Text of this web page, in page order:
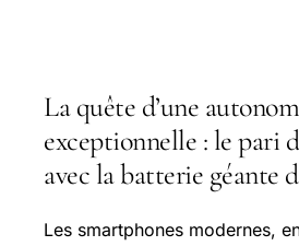
La quête d’une
exceptionnelle : le pari
avec la batterie géante
Les smartphones modernes,